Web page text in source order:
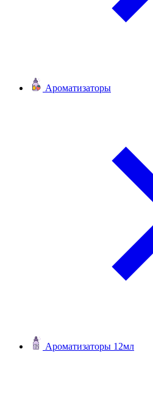
Ароматизаторы
Ароматизаторы 12мл